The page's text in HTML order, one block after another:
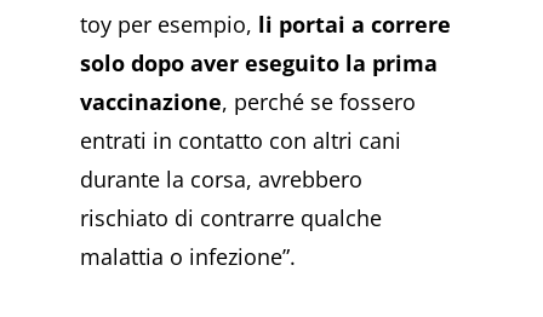
toy per esempio, li portai a correre
solo dopo aver eseguito la prima
vaccinazione, perché se fossero
entrati in contatto con altri cani
durante la corsa, avrebbero
rischiato di contrarre qualche
malattia o infezione”.